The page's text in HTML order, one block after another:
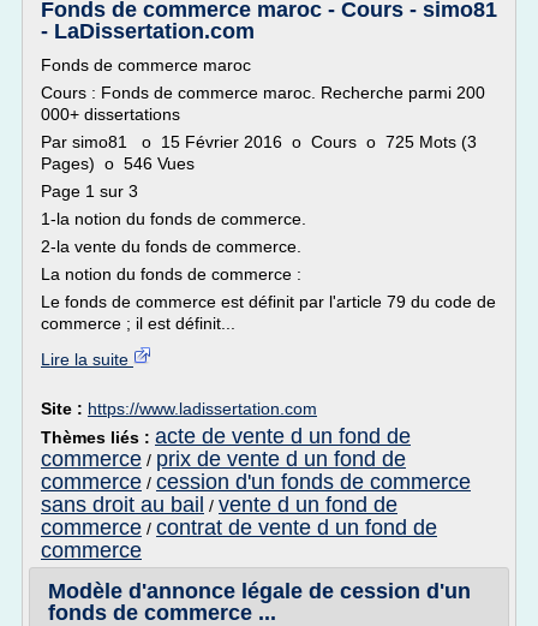
Fonds de commerce maroc - Cours - simo81
- LaDissertation.com
Fonds de commerce maroc
Cours : Fonds de commerce maroc. Recherche parmi 200
000+ dissertations
Par simo81 o 15 Février 2016 o Cours o 725 Mots (3
Pages) o 546 Vues
Page 1 sur 3
1-la notion du fonds de commerce.
2-la vente du fonds de commerce.
La notion du fonds de commerce :
Le fonds de commerce est définit par l'article 79 du code de
commerce ; il est définit...
Lire la suite
Site : https://www.ladissertation.com
Thèmes liés : acte de vente d un fond de
commerce / prix de vente d un fond de
commerce / cession d'un fonds de commerce
sans droit au bail / vente d un fond de
commerce / contrat de vente d un fond de
commerce
Modèle d'annonce légale de cession d'un
fonds de commerce ...